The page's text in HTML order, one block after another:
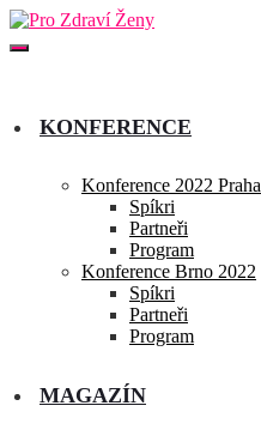
KONFERENCE
Konference 2022 Praha
Spíkri
Partneři
Program
Konference Brno 2022
Spíkri
Partneři
Program
MAGAZÍN